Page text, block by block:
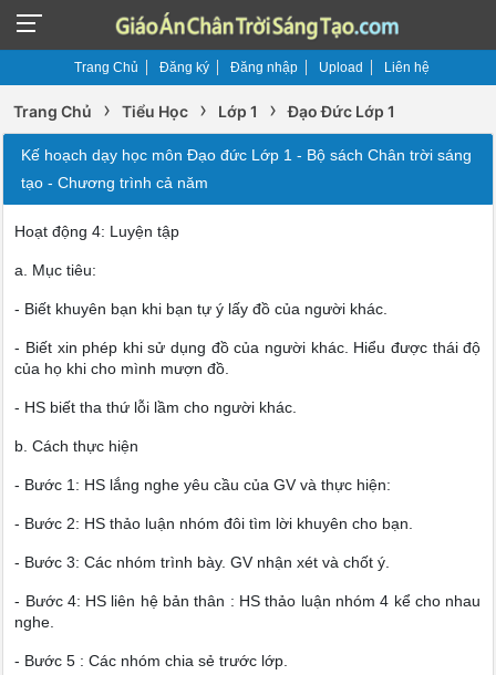
Trang Chủ Đăng ký Đăng nhập Upload Liên hệ
Trang Chủ › Tiểu Học › Lớp 1 › Đạo Đức Lớp 1
Kế hoạch dạy học môn Đạo đức Lớp 1 - Bộ sách Chân trời sáng
tạo - Chương trình cả năm
Hoạt động 4: Luyện tập
a. Mục tiêu:
- Biết khuyên bạn khi bạn tự ý lấy đồ của người khác.
- Biết xin phép khi sử dụng đồ của người khác. Hiểu được thái độ
của họ khi cho mình mượn đồ.
- HS biết tha thứ lỗi lầm cho người khác.
b. Cách thực hiện
- Bước 1: HS lắng nghe yêu cầu của GV và thực hiện:
- Bước 2: HS thảo luận nhóm đôi tìm lời khuyên cho bạn.
- Bước 3: Các nhóm trình bày. GV nhận xét và chốt ý.
- Bước 4: HS liên hệ bản thân : HS thảo luận nhóm 4 kể cho nhau
nghe.
- Bước 5 : Các nhóm chia sẻ trước lớp.